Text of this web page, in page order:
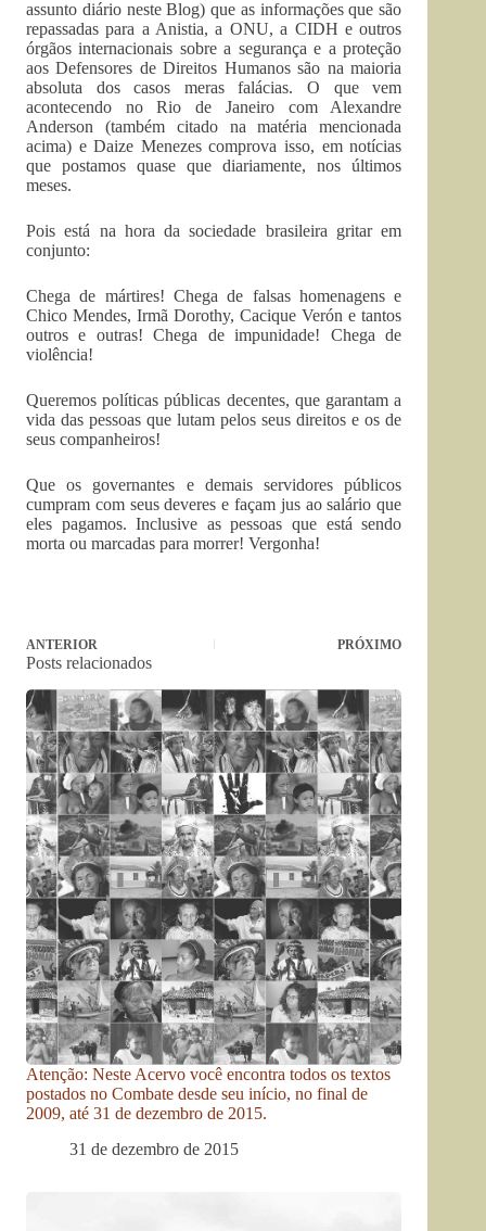
assunto diário neste Blog) que as informações que são
repassadas para a Anistia, a ONU, a CIDH e outros
órgãos internacionais sobre a segurança e a proteção
aos Defensores de Direitos Humanos são na maioria
absoluta dos casos meras falácias. O que vem
acontecendo no Rio de Janeiro com Alexandre
Anderson (também citado na matéria mencionada
acima) e Daize Menezes comprova isso, em notícias
que postamos quase que diariamente, nos últimos
meses.
Pois está na hora da sociedade brasileira gritar em
conjunto:
Chega de mártires! Chega de falsas homenagens e
Chico Mendes, Irmã Dorothy, Cacique Verón e tantos
outros e outras! Chega de impunidade! Chega de
violência!
Queremos políticas públicas decentes, que garantam a
vida das pessoas que lutam pelos seus direitos e os de
seus companheiros!
Que os governantes e demais servidores públicos
cumpram com seus deveres e façam jus ao salário que
eles pagamos. Inclusive as pessoas que está sendo
morta ou marcadas para morrer! Vergonha!
ANTERIOR PRÓXIMO
Posts relacionados
Atenção: Neste Acervo você encontra todos os textos
postados no Combate desde seu início, no final de
2009, até 31 de dezembro de 2015.
31 de dezembro de 2015